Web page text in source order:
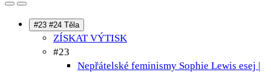
#23 #24 Těla
ZÍSKAT VÝTISK
#23
Nepřátelské feminismy Sophie Lewis esej |